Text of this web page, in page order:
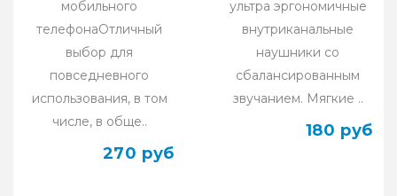
мобильного
телефонаОтличный
выбор для
повседневного
использования, в том
числе, в обще..
270 руб
ультра эргономичные
внутриканальные
наушники со
сбалансированным
звучанием. Мягкие ..
180 руб